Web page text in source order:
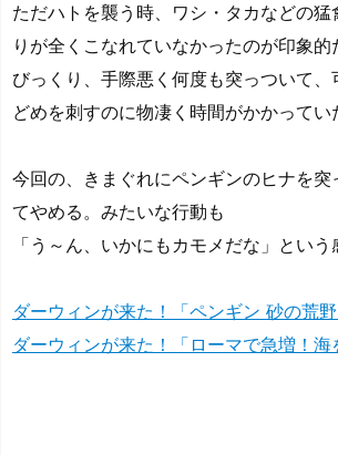
ただハトを襲う時、ワシ・タカなどの
りが全くこなれていなかったのが印象
びっくり、手際悪く何度も突っついて、
どめを刺すのに物凄く時間がかかってい
今回の、きまぐれにペンギンのヒナを突
てやめる。みたいな行動も
「う～ん、いかにもカモメだな」という
ダーウィンが来た！「ペンギン 砂の荒野
ダーウィンが来た！「ローマで急増！海